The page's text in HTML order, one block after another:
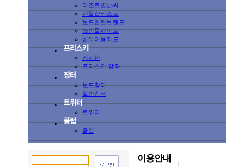
리조트별날씨
렌탈샵리스트
보드관련브랜드
쇼핑몰사이트
샵투어용지도
게시판
프리스키 강좌
보드장터
일반장터
트위터
클럽
이용안내